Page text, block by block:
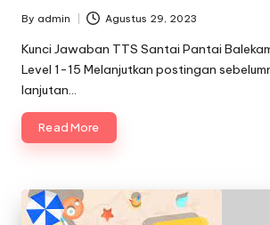
Posted
by
By admin Agustus 29, 2023
Kunci Jawaban TTS Santai Pantai
Level 1-15 Melanjutkan postingan
lanjutan…
Read More